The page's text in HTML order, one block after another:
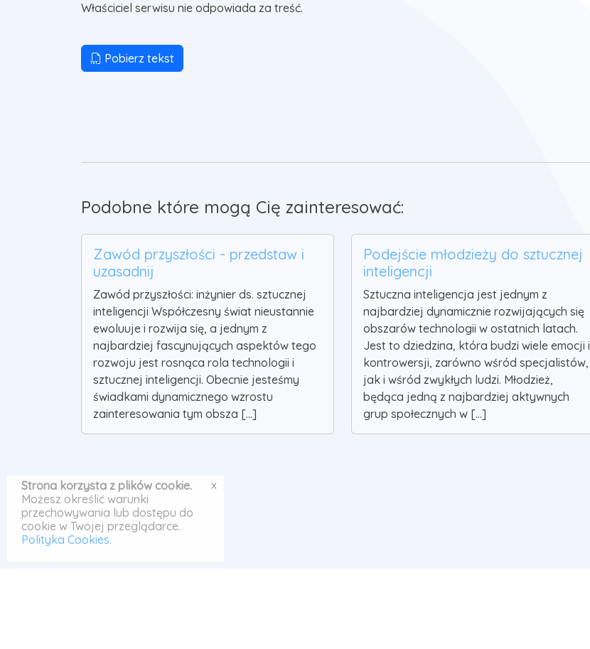
Właściciel serwisu nie odpowiada za treść.
Pobierz tekst
Podobne które mogą Cię zainteresować:
Zawód przyszłości - przedstaw i
uzasadnij
Zawód przyszłości: inżynier ds. sztucznej
inteligencji Współczesny świat nieustannie
ewoluuje i rozwija się, a jednym z
najbardziej fascynujących aspektów tego
rozwoju jest rosnąca rola technologii i
sztucznej inteligencji. Obecnie jesteśmy
świadkami dynamicznego wzrostu
zainteresowania tym obsza [...]
Podejście młodzieży do sztucznej
inteligencji
Sztuczna inteligencja jest jednym z
najbardziej dynamicznie rozwijających się
obszarów technologii w ostatnich latach.
Jest to dziedzina, która budzi wiele emocji i
kontrowersji, zarówno wśród specjalistów,
jak i wśród zwykłych ludzi. Młodzież,
będąca jedną z najbardziej aktywnych
grup społecznych w [...]
Strona korzysta z plików cookie.
Możesz określić warunki
przechowywania lub dostępu do
cookie w Twojej przeglądarce.
Polityka Cookies.
x